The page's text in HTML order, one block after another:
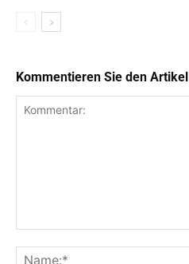
Kommentieren Sie den Artikel